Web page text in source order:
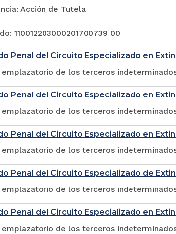
Acción de Tutela
110012203000201700739 00
Penal del Circuito Especializado en
emplazatorio de los terceros
Penal del Circuito Especializado en
emplazatorio de los terceros
Penal del Circuito Especializado en
emplazatorio de los terceros
Penal del Circuito Especializado de
emplazatorio de los terceros
Penal del Circuito Especializado en
emplazatorio de los terceros